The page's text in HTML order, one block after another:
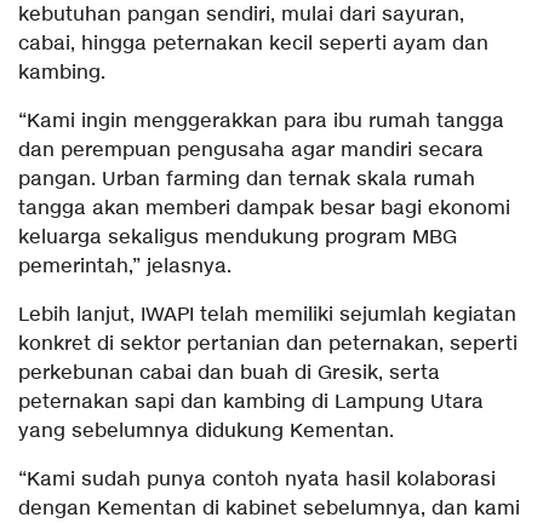
kebutuhan pangan sendiri, mulai dari sayuran,
cabai, hingga peternakan kecil seperti ayam dan
kambing.
“Kami ingin menggerakkan para ibu rumah tangga
dan perempuan pengusaha agar mandiri secara
pangan. Urban farming dan ternak skala rumah
tangga akan memberi dampak besar bagi ekonomi
keluarga sekaligus mendukung program MBG
pemerintah,” jelasnya.
Lebih lanjut, IWAPI telah memiliki sejumlah kegiatan
konkret di sektor pertanian dan peternakan, seperti
perkebunan cabai dan buah di Gresik, serta
peternakan sapi dan kambing di Lampung Utara
yang sebelumnya didukung Kementan.
“Kami sudah punya contoh nyata hasil kolaborasi
dengan Kementan di kabinet sebelumnya, dan kami